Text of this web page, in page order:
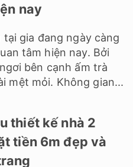
nay
gia đang ngày càng
tâm hiện nay. Bởi
bên cạnh ấm trà
mệt mỏi. Không gian...
thiết kế nhà 2
tiền 6m đẹp và